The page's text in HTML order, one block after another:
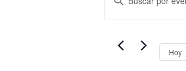
de
búsqueda
vistas
clave.
Hoy